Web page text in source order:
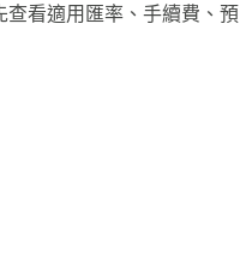
查看適用匯率、手續費、預